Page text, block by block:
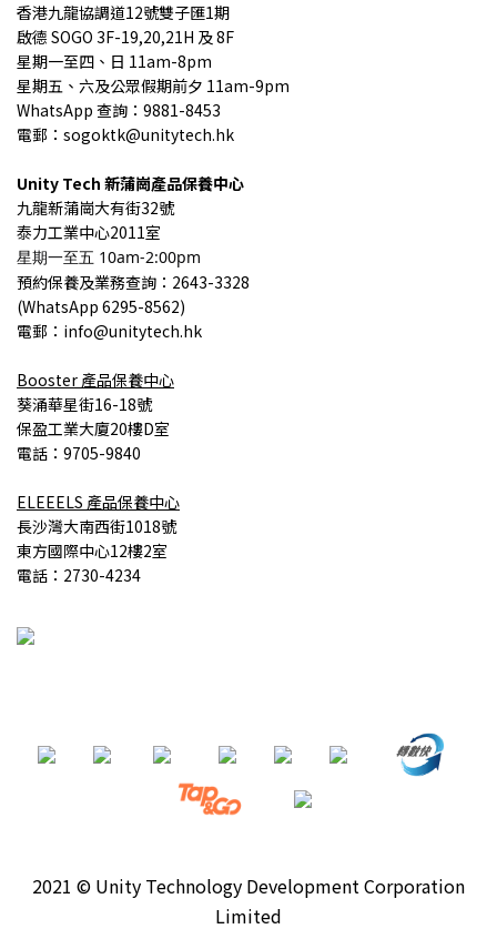
香港九龍協調道12號雙子匯1期
啟德 SOGO 3F-19,20,21H 及 8F
星期一至四、日 11am-8pm
星期五、六及公眾假期前夕 11am-9pm
WhatsApp 查詢：9881-8453
電郵：sogoktk@unitytech.hk
Unity Tech 新蒲崗產品保養中心
九龍新蒲崗大有街32號
泰力工業中心2011室
星期一至五 10am-2:00pm
預約保養及業務查詢 ：2643-3328
(WhatsApp 6295-8562)
電郵：info@unitytech.hk
Booster 產品保養中心
葵涌華星街16-18號
保盈工業大廈20樓D室
電話：9705-9840
ELEEELS 產品保養中心
長沙灣大南西街1018號
東方國際中心12樓2室
電話：2730-4234
2021 © Unity Technology Development Corporation
Limited